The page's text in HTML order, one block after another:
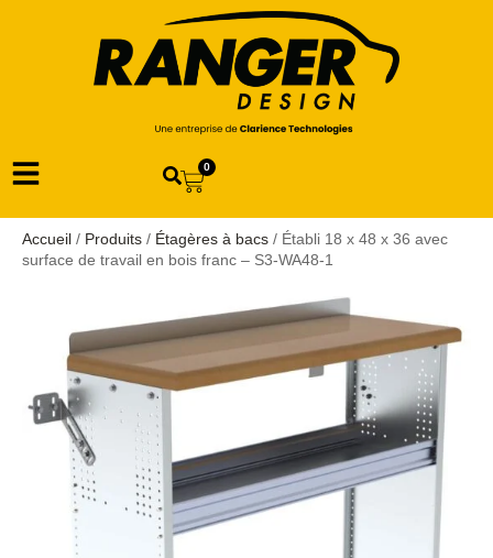
0
Accueil / Produits / Étagères à bacs / Établi 18 x 48 x 36 avec
surface de travail en bois franc – S3-WA48-1